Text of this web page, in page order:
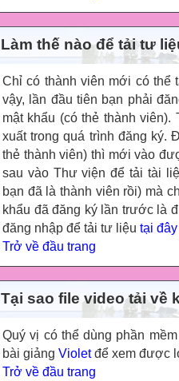
Làm thế nào để tải tư
Chỉ có thành viên mới có thể
vậy, lần đầu tiên bạn phải
mật khẩu (có thẻ thành
xuất trong quá trình đăng ký.
thẻ thành viên) thì mới vào
sau vào Thư viện để tải tài
bạn đã là thành viên rồi) mà
khẩu đã đăng ký lần trước là
đăng nhập để tải tư liệu tại đây
Trở về đầu trang
Tại sao file video tải về
Quý vị có thể dùng phần
bài giảng Violetđể xem được
Trở về đầu trang